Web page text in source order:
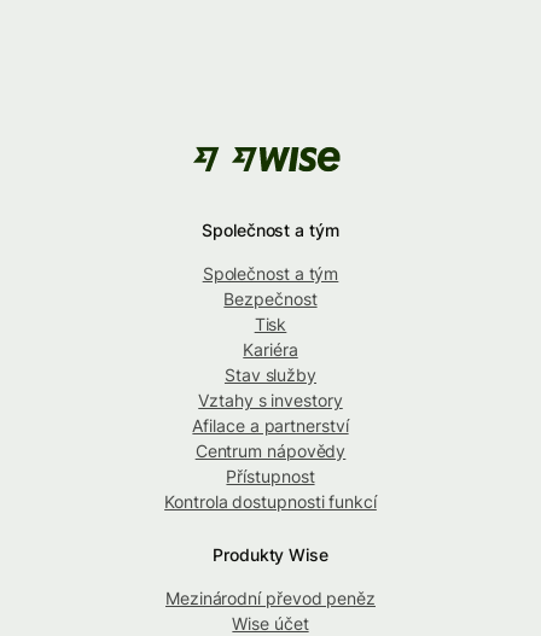
Společnost a tým
Společnost a tým
Bezpečnost
Tisk
Kariéra
Stav služby
Vztahy s investory
Afilace a partnerství
Centrum nápovědy
Přístupnost
Kontrola dostupnosti funkcí
Produkty Wise
Mezinárodní převod peněz
Wise účet